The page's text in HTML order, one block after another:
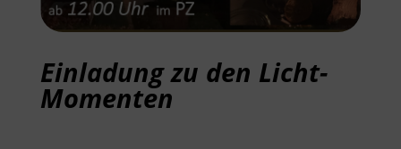
Einladung zu den Licht-
Momenten